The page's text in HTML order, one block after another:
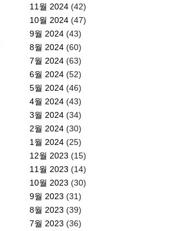
11월 2024 (42)
10월 2024 (47)
9월 2024 (43)
8월 2024 (60)
7월 2024 (63)
6월 2024 (52)
5월 2024 (46)
4월 2024 (43)
3월 2024 (34)
2월 2024 (30)
1월 2024 (25)
12월 2023 (15)
11월 2023 (14)
10월 2023 (30)
9월 2023 (31)
8월 2023 (39)
7월 2023 (36)